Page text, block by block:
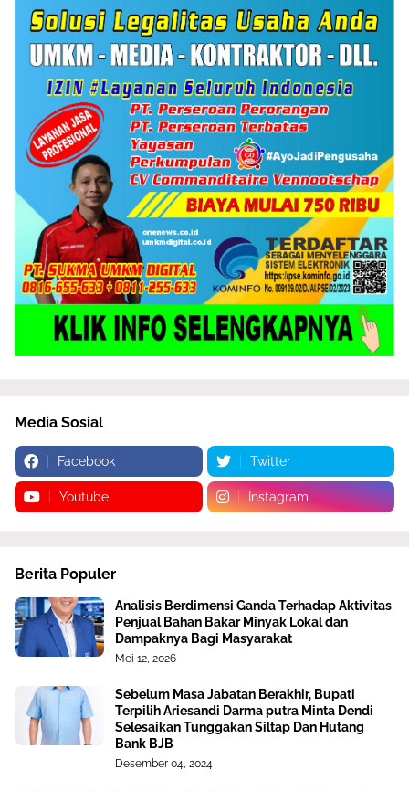
Media Sosial
Facebook Twitter
Youtube Instagram
Berita Populer
Analisis Berdimensi Ganda Terhadap Aktivitas
Penjual Bahan Bakar Minyak Lokal dan
Dampaknya Bagi Masyarakat
Mei 12, 2026
Sebelum Masa Jabatan Berakhir, Bupati
Terpilih Ariesandi Darma putra Minta Dendi
Selesaikan Tunggakan Siltap Dan Hutang
Bank BJB
Desember 04, 2024